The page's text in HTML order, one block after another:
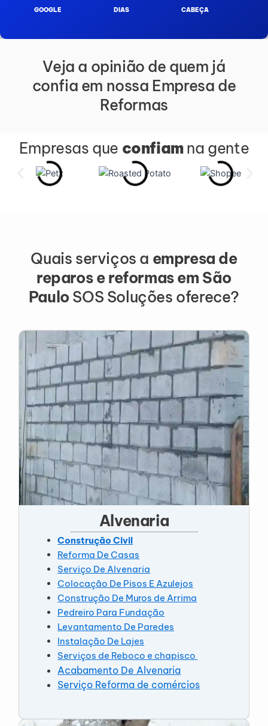
GOOGLE
DIAS
CABEÇA
Veja a opinião de quem já
confia em nossa Empresa de
Reformas
Empresas que confiamna gente
Quais serviços a empresa de
reparos e reformas em São
Paulo SOS Soluções oferece?
Alvenaria
Construção Civil
Reforma De Casas
Serviço De Alvenaria
Colocação De Pisos E Azulejos
Construção De Muros de Arrima
Pedreiro Para Fundação
Levantamento De Paredes
Instalação De Lajes
Serviços de Reboco e chapisco
Acabamento De Alvenaria
Serviço Reforma de comércios